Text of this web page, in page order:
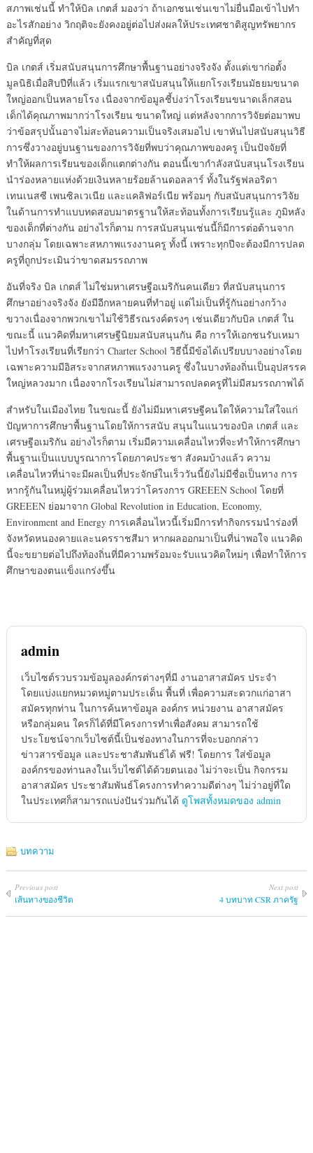
สภาพเช่นนี้ ทำให้บิล เกตส์ มองว่า ถ้าเอกชนเช่นเขาไม่ยื่นมือเข้าไปทำ
อะไรสักอย่าง วิกฤติจะยังคงอยู่ต่อไปส่งผลให้ประเทศชาติสูญทรัพยากร
สำคัญที่สุด
บิล เกตส์ เริ่มสนับสนุนการศึกษาพื้นฐานอย่างจริงจัง ตั้งแต่เขาก่อตั้ง
มูลนิธิเมื่อสิบปีที่แล้ว เริ่มแรกเขาสนับสนุนให้แยกโรงเรียนมัธยมขนาด
ใหญ่ออกเป็นหลายโรง เนื่องจากข้อมูลชี้บ่งว่าโรงเรียนขนาดเล็กสอน
เด็กได้คุณภาพมากว่าโรงเรียน ขนาดใหญ่ แต่หลังจากการวิจัยต่อมาพบ
ว่าข้อสรุปนั้นอาจไม่สะท้อนความเป็นจริงเสมอไป เขาหันไปสนับสนุนวิธี
การซึ่งวางอยู่บนฐานของการวิจัยที่พบว่าคุณภาพของครู เป็นปัจจัยที่
ทำให้ผลการเรียนของเด็กแตกต่างกัน ตอนนี้เขากำลังสนับสนุนโรงเรียน
นำร่องหลายแห่งด้วยเงินหลายร้อยล้านดอลลาร์ ทั้งในรัฐฟลอริดา
เทนเนสซี เพนซิลเวเนีย และแคลิฟอร์เนีย พร้อมๆ กับสนับสนุนการวิจัย
ในด้านการทำแบบทดสอบมาตรฐานให้สะท้อนทั้งการเรียนรู้และ ภูมิหลัง
ของเด็กที่ต่างกัน อย่างไรก็ตาม การสนับสนุนเช่นนี้ก็มีการต่อต้านจาก
บางกลุ่ม โดยเฉพาะสหภาพแรงงานครู ทั้งนี้ เพราะทุกปีจะต้องมีการปลด
ครูที่ถูกประเมินว่าขาดสมรรถภาพ
อันที่จริง บิล เกตส์ ไม่ใช่มหาเศรษฐีอเมริกันคนเดียว ที่สนับสนุนการ
ศึกษาอย่างจริงจัง ยังมีอีกหลายคนที่ทำอยู่ แต่ไม่เป็นที่รู้กันอย่างกว้าง
ขวางเนื่องจากพวกเขาไม่ใช้วิธีรณรงค์ตรงๆ เช่นเดียวกับบิล เกตส์ ใน
ขณะนี้ แนวคิดที่มหาเศรษฐีนิยมสนับสนุนกัน คือ การให้เอกชนรับเหมา
ไปทำโรงเรียนที่เรียกว่า Charter School วิธีนี้มีข้อได้เปรียบบางอย่างโดย
เฉพาะความมีอิสระจากสหภาพแรงงานครู ซึ่งในบางท้องถิ่นเป็นอุปสรรค
ใหญ่หลวงมาก เนื่องจากโรงเรียนไม่สามารถปลดครูที่ไม่มีสมรรถภาพได้
สำหรับในเมืองไทย ในขณะนี้ ยังไม่มีมหาเศรษฐีคนใดให้ความใส่ใจแก่
ปัญหาการศึกษาพื้นฐานโดยให้การสนับ สนุนในแนวของบิล เกตส์ และ
เศรษฐีอเมริกัน อย่างไรก็ตาม เริ่มมีความเคลื่อนไหวที่จะทำให้การศึกษา
พื้นฐานเป็นแบบบูรณาการโดยภาคประชา สังคมบ้างแล้ว ความ
เคลื่อนไหวที่น่าจะมีผลเป็นที่ประจักษ์ในเร็ววันนี้ยังไม่มีชื่อเป็นทาง การ
หากรู้กันในหมู่ผู้ร่วมเคลื่อนไหวว่าโครงการ GREEEN School โดยที่
GREEEN ย่อมาจาก Global Revolution in Education, Economy,
Environment and Energy การเคลื่อนไหวนี้เริ่มมีการทำกิจกรรมนำร่องที่
จังหวัดหนองคายและนครราชสีมา หากผลออกมาเป็นที่น่าพอใจ แนวคิด
นี้จะขยายต่อไปถึงท้องถิ่นที่มีความพร้อมจะรับแนวคิดใหม่ๆ เพื่อทำให้การ
ศึกษาของตนแข็งแกร่งขึ้น
admin
เว็บไซต์รวบรวมข้อมูลองค์กรต่างๆที่มี งานอาสาสมัคร ประจำ
โดยแบ่งแยกหมวดหมู่ตามประเด็น พื้นที่ เพื่อความสะดวกแก่อาสา
สมัครทุกท่าน ในการค้นหาข้อมูล องค์กร หน่วยงาน อาสาสมัคร
หรือกลุ่มคน ใครก็ได้ที่มีโครงการทำเพื่อสังคม สามารถใช้
ประโยชน์จากเว็บไซต์นี้เป็นช่องทางในการที่จะบอกกล่าว
ข่าวสารข้อมูล และประชาสัมพันธ์ได้ ฟรี! โดยการ ใส่ข้อมูล
องค์กรของท่านลงในเว็บไซต์ได้ด้วยตนเอง ไม่ว่าจะเป็น กิจกรรม
อาสาสมัคร ประชาสัมพันธ์โครงการทำความดีต่างๆ ไม่ว่าอยู่ที่ใด
ในประเทศก็สามารถแบ่งปันร่วมกันได้ ดูโพสทั้งหมดของ admin
บทความ
Previous post
เส้นทางของชีวิต
Next post
4 บทบาท CSR ภาครัฐ